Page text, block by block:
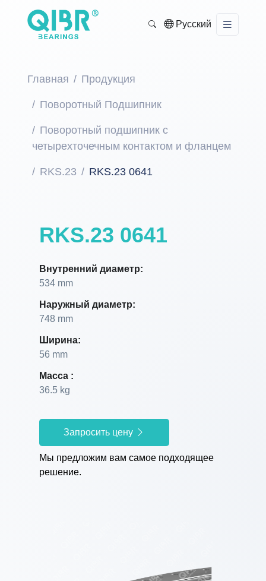
Русский
Главная Продукция
Поворотный Подшипник
Поворотный подшипник с
четырехточечным контактом и фланцем
RKS.23 RKS.23 0641
RKS.23 0641
Внутренний диаметр:
534 mm
Наружный диаметр:
748 mm
Ширина:
56 mm
Масса :
36.5 kg
Запросить цену
Мы предложим вам самое подходящее
решение.